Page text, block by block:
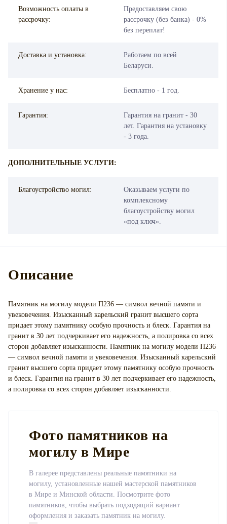
Возможность оплаты в
рассрочку:
Предоставляем свою
рассрочку (без банка) - 0%
без переплат!
Доставка и установка:
Работаем по всей
Беларуси.
Хранение у нас: Бесплатно - 1 год.
Гарантия:
Гарантия на гранит - 30
лет. Гарантия на установку
- 3 года.
ДОПОЛНИТЕЛЬНЫЕ УСЛУГИ:
Благоустройство могил:
Оказываем услуги по
комплексному
благоустройству могил
«под ключ».
Описание
Памятник на могилу модели П236 — символ вечной памяти и
увековечения. Изысканный карельский гранит высшего сорта
придает этому памятнику особую прочность и блеск. Гарантия на
гранит в 30 лет подчеркивает его надежность, а полировка со всех
сторон добавляет изысканности. Памятник на могилу модели П236
— символ вечной памяти и увековечения. Изысканный карельский
гранит высшего сорта придает этому памятнику особую прочность
и блеск. Гарантия на гранит в 30 лет подчеркивает его надежность,
а полировка со всех сторон добавляет изысканности.
Фото памятников на
могилу в Мире
В галерее представлены реальные памятники на
могилу, установленные нашей мастерской памятников
в Мире и Минской области. Посмотрите фото
памятников, чтобы выбрать подходящий вариант
оформления и заказать памятник на могилу.